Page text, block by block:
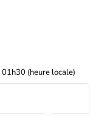
01h30 (heure locale)